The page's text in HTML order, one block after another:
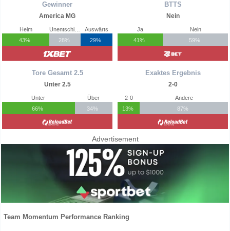
Gewinner
America MG
Heim
43%
28%
Auswärts
29%
Tore Gesamt 2.5
Unter 2.5
Unter
66%
Über
34%
BTTS
Nein
Ja
41%
Nein
59%
Exaktes Ergebnis
2-0
2-0
13%
Andere
87%
Advertisement
Team Momentum Performance Ranking